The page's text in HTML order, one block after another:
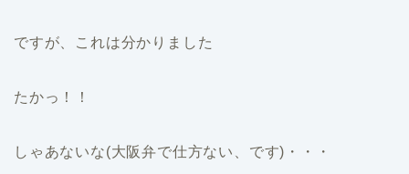
ですが、これは分かりました
たかっ！！
しゃあないな(大阪弁で仕方ない、です)・・・